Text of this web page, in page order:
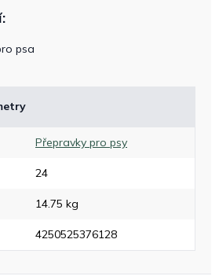
psa
Přepravky pro psy
24
14.75 kg
4250525376128